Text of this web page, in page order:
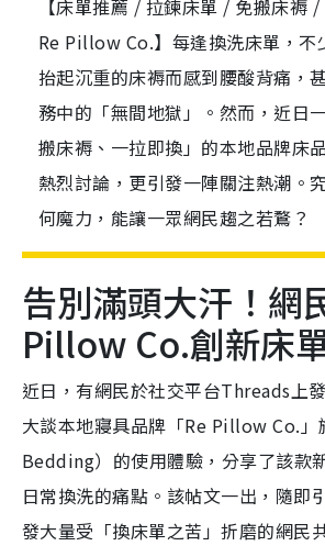
【床單推薦 / 拉鍊床單 / 免搬床褥
Re Pillow Co.】每逢換洗床單，不
抬起沉重的床褥而感到腰酸背痛，
務中的「無間地獄」。然而，近日
搬床褥、一拉即換」的本地品牌床
熱烈討論，更引發一陣關注熱潮。
何魔力，能讓一眾網民趨之若鶩？
告別滿頭大汗！網
Pillow Co.創新床
近日，有網民於社交平台Threads上
大談本地寢具品牌「Re Pillow Co.」
Bedding）的使用體驗，分享了該款
日常換洗的痛點。該帖文一出，隨即
發大量受「換床單之苦」折磨的網民